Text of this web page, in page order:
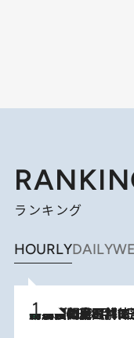
ランキング
HOURLYDAILY
2026.8.8
「最後に見られてよかった」上野動物園の東園パンダ舎が解体前に特別公開。8月16日まで延長されたパネル展と共に辿る“半世紀”のパンダ飼育《解体工事の図面あり》